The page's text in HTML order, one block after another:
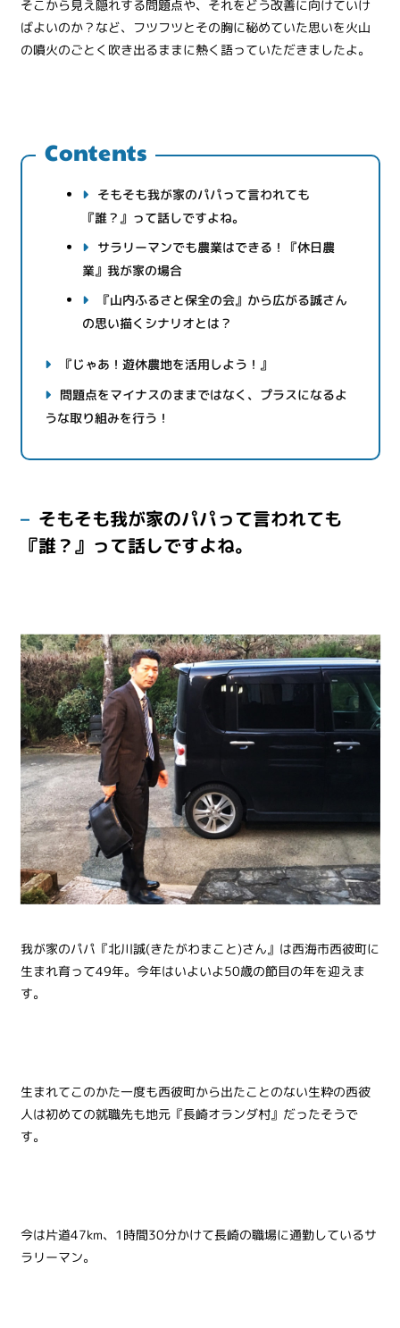
そこから見え隠れする問題点や、それをどう改善に向けていけ
ばよいのか？など、フツフツとその胸に秘めていた思いを火山
の噴火のごとく吹き出るままに熱く語っていただきましたよ。
Contents
そもそも我が家のパパって言われても
『誰？』って話しですよね。
サラリーマンでも農業はできる！『休日農
業』我が家の場合
『山内ふるさと保全の会』から広がる誠さん
の思い描くシナリオとは？
『じゃあ！遊休農地を活用しよう！』
問題点をマイナスのままではなく、プラスになるよ
うな取り組みを行う！
そもそも我が家のパパって言われても
『誰？』って話しですよね。
我が家のパパ『北川誠(きたがわまこと)さん』は西海市西彼町に
生まれ育って49年。今年はいよいよ50歳の節目の年を迎えま
す。
生まれてこのかた一度も西彼町から出たことのない生粋の西彼
人は初めての就職先も地元『長崎オランダ村』だったそうで
す。
今は片道47km、1時間30分かけて長崎の職場に通勤しているサ
ラリーマン。